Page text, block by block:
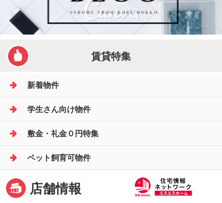
賃貸特集
新着物件
学生さん向け物件
敷金・礼金０円特集
ペット飼育可物件
店舗情報